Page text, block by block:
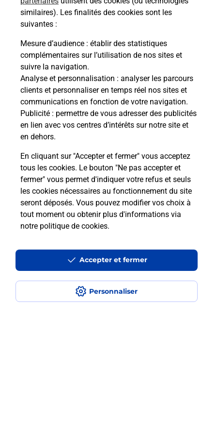
similaires). Les finalités des cookies sont les
suivantes :
Mesure d’audience : établir des statistiques
complémentaires sur l’utilisation de nos sites et
suivre la navigation.
Analyse et personnalisation : analyser les parcours
clients et personnaliser en temps réel nos sites et
communications en fonction de votre navigation.
Publicité : permettre de vous adresser des publicités
en lien avec vos centres d’intérêts sur notre site et
en dehors.
En cliquant sur "Accepter et fermer" vous acceptez
tous les cookies. Le bouton "Ne pas accepter et
fermer" vous permet d'indiquer votre refus et seuls
les cookies nécessaires au fonctionnement du site
seront déposés. Vous pouvez modifier vos choix à
tout moment ou obtenir plus d'informations via
notre politique de cookies.
Personnaliser
Accepter et fermer
Envoyer un colis
Vous souhaitez envoyer un colis depuis :
CONTRES (41700) ? Découvrez toutes les
solutions proposées par La Poste.
En savoir plus
Questions fréquemment posées
La téléassistance classique avec
médaillon d’alarme qu’est ce que
Comment fonctionne la